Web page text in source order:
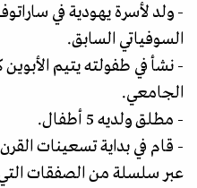
- ولد لأسرة يهودية في
السوفياتي السابق.
- نشأ في طفولته يتيم
الجامعي.
- مطلق ولديه 5 أطفال.
- قام في بداية تسعينات
عبر سلسلة من الصفقات